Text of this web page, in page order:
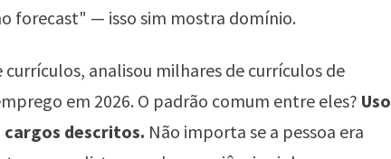
forecast" — isso sim mostra domínio.
analisou milhares de currículos de
em 2026. O padrão comum entre eles? Uso
descritos. Não importa se a pessoa era